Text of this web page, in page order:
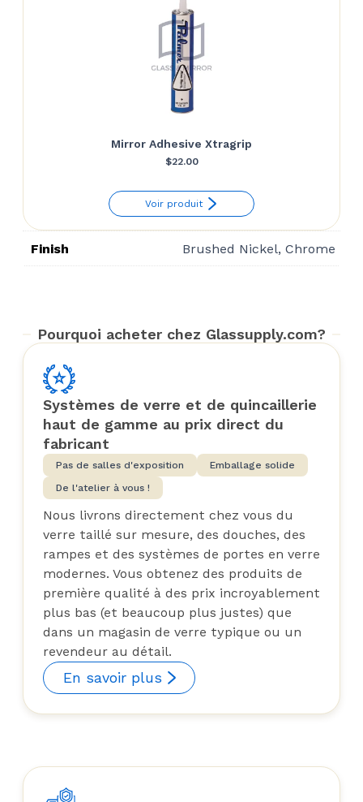
Mirror Adhesive Xtragrip
$22.00
Voir produit
Finish Brushed Nickel, Chrome
Pourquoi acheter chez Glassupply.com?
Systèmes de verre et de quincaillerie
haut de gamme au prix direct du
fabricant
Pas de salles d'exposition
Emballage solide
De l'atelier à vous !
Nous livrons directement chez vous du
verre taillé sur mesure, des douches, des
rampes et des systèmes de portes en verre
modernes. Vous obtenez des produits de
première qualité à des prix incroyablement
plus bas (et beaucoup plus justes) que
dans un magasin de verre typique ou un
revendeur au détail.
En savoir plus